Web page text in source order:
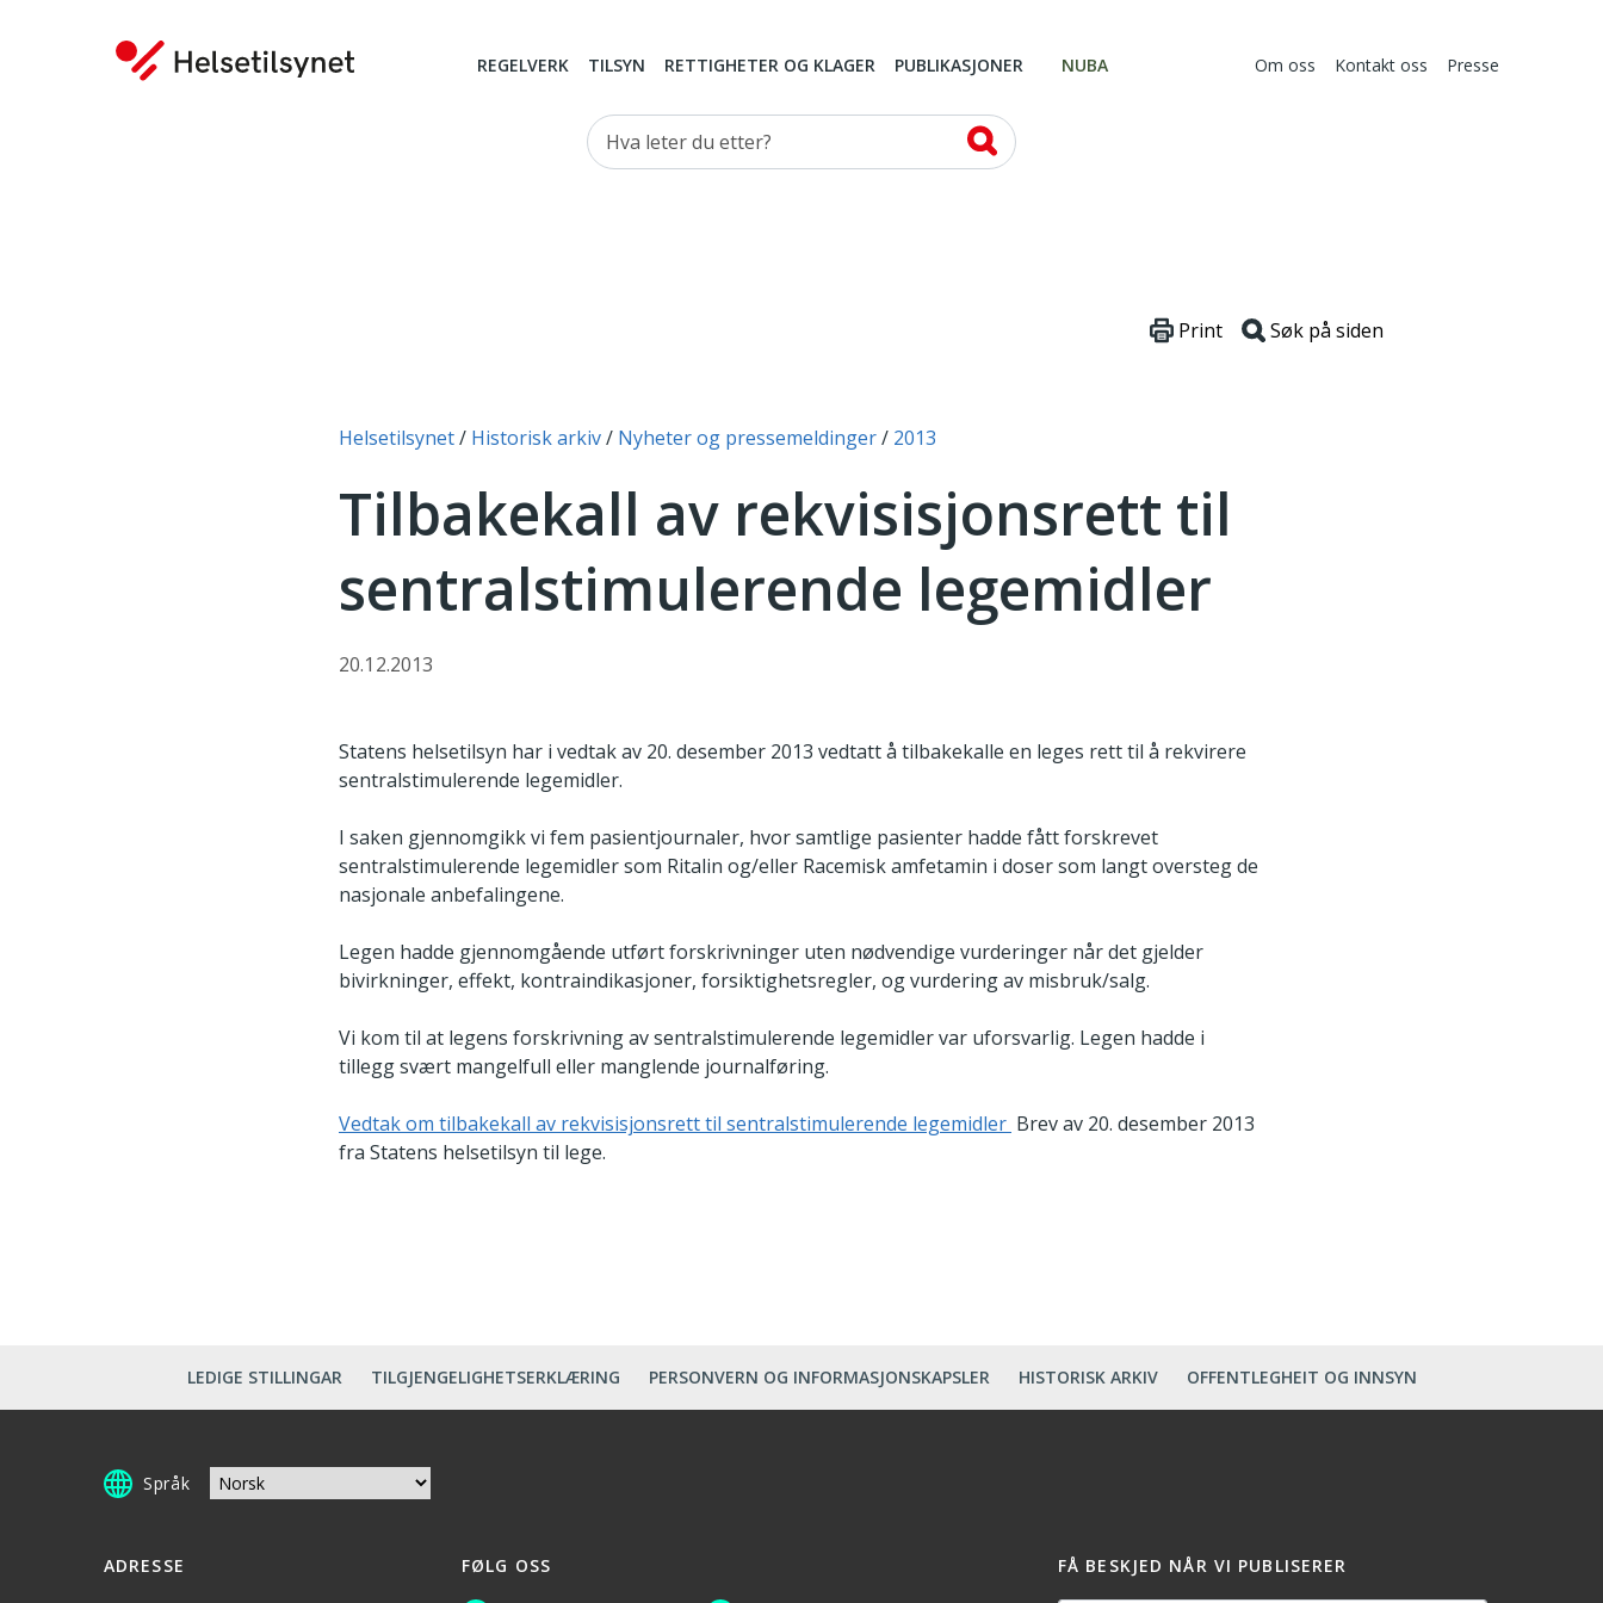
REGELVERK TILSYN RETTIGHETER OG KLAGER PUBLIKASJONER NUBA Om oss Kontakt oss Presse
Hva leter du etter?
Du er her:
Helsetilsynet Historisk arkiv Nyheter og pressemeldinger 2013
Print Søk på siden
Tilbakekall av rekvisisjonsrett til
sentralstimulerende legemidler
20.12.2013
Statens helsetilsyn har i vedtak av 20. desember 2013 vedtatt å tilbakekalle en leges rett til å rekvirere
sentralstimulerende legemidler.
I saken gjennomgikk vi fem pasientjournaler, hvor samtlige pasienter hadde fått forskrevet
sentralstimulerende legemidler som Ritalin og/eller Racemisk amfetamin i doser som langt oversteg de
nasjonale anbefalingene.
Legen hadde gjennomgående utført forskrivninger uten nødvendige vurderinger når det gjelder
bivirkninger, effekt, kontraindikasjoner, forsiktighetsregler, og vurdering av misbruk/salg.
Vi kom til at legens forskrivning av sentralstimulerende legemidler var uforsvarlig. Legen hadde i
tillegg svært mangelfull eller manglende journalføring.
Vedtak om tilbakekall av rekvisisjonsrett til sentralstimulerende legemidler Brev av 20. desember 2013
fra Statens helsetilsyn til lege.
LEDIGE STILLINGAR TILGJENGELIGHETSERKLÆRING PERSONVERN OG INFORMASJONSKAPSLER HISTORISK ARKIV OFFENTLEGHEIT OG INNSYN
Språk
ADRESSE FØLG OSS FÅ BESKJED NÅR VI PUBLISERER